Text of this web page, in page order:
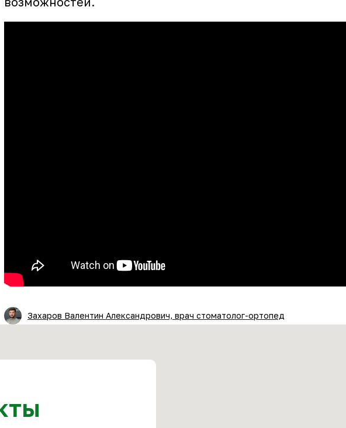
Захаров Валентин Александрович, врач стоматолог-ортопед